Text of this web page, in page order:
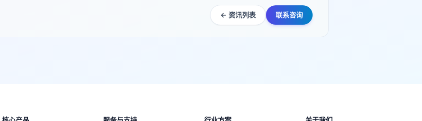
← 资讯列表 联系咨询